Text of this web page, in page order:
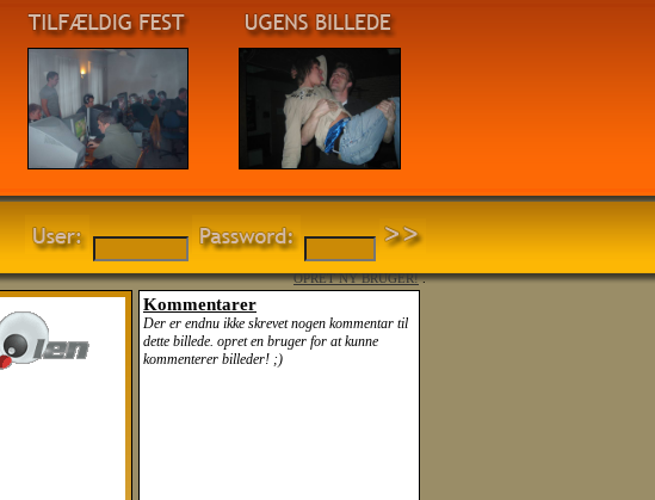
OPRET NY BRUGER!.
Kommentarer
Der er endnu ikke skrevet nogen kommentar til
dette billede. opret en bruger for at kunne
kommenterer billeder! ;)